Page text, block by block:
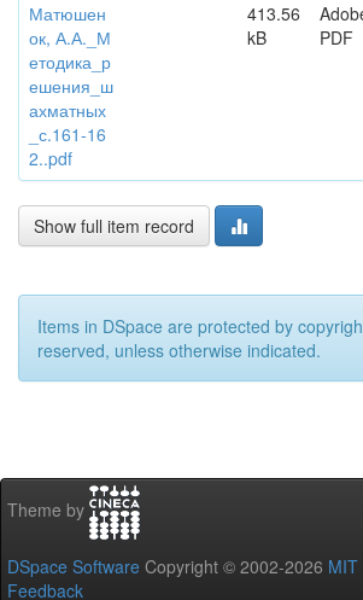
Матюшен
ок, А.А._М
етодика_р
ешения_ш
ахматных
_с.161-16
2..pdf
413.56
kB
PDF
Show full item record
Items in DSpace are protected by
reserved, unless otherwise indicated.
Theme by
DSpace Software Copyright © 2002-2026 MIT
Feedback